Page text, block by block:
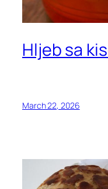
Hljeb sa
March 22, 2026